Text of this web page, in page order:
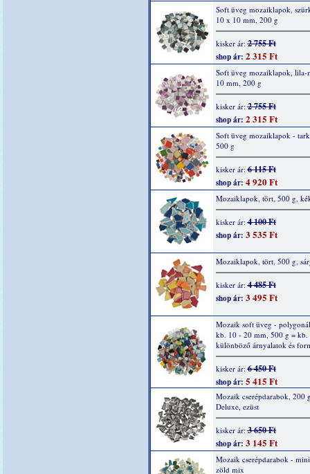
Soft üveg mozaiklapok,
10 x 10 mm, 200 g
kisker ár:2 755 Ft
shop ár: 2 315 Ft
Soft üveg mozaiklapok, lila-
10 mm, 200 g
kisker ár:2 755 Ft
shop ár: 2 315 Ft
Soft üveg mozaiklapok -
500 g
kisker ár:6 115 Ft
shop ár: 4 920 Ft
Mozaiklapok, tört, 500 g,
kisker ár:4 100 Ft
shop ár: 3 535 Ft
Mozaiklapok, tört, 500 g,
kisker ár:4 485 Ft
shop ár: 3 495 Ft
Mozaik soft üveg -
kb. 10 - 20 mm, 500 g = kb.
különböző árnyalatok és
kisker ár:6 450 Ft
shop ár: 5 415 Ft
Mozaik cserépdarabok, 200
Deluxe, ezüst
kisker ár:3 650 Ft
shop ár: 3 145 Ft
Mozaik cserépdarabok -
zöld mix